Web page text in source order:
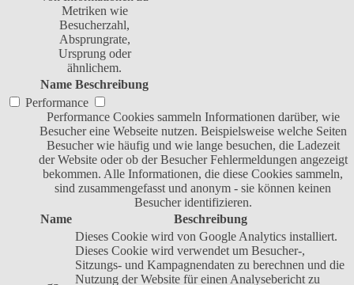
Metriken wie
Besucherzahl,
Absprungrate,
Ursprung oder
ähnlichem.
Name Beschreibung
Performance
Performance Cookies sammeln Informationen darüber, wie
Besucher eine Webseite nutzen. Beispielsweise welche Seiten
Besucher wie häufig und wie lange besuchen, die Ladezeit
der Website oder ob der Besucher Fehlermeldungen angezeigt
bekommen. Alle Informationen, die diese Cookies sammeln,
sind zusammengefasst und anonym - sie können keinen
Besucher identifizieren.
Name
Beschreibung
Dieses Cookie wird von Google Analytics installiert.
Dieses Cookie wird verwendet um Besucher-,
Sitzungs- und Kampagnendaten zu berechnen und die
Nutzung der Website für einen Analysebericht zu